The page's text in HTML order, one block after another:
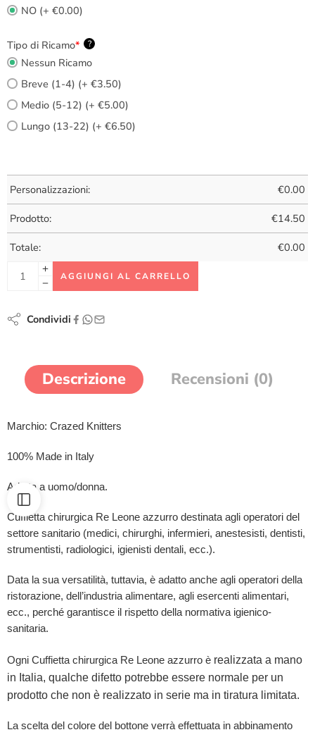
NO (+ €0.00)
Tipo di Ricamo* ?
Nessun Ricamo
Breve (1-4) (+ €3.50)
Medio (5-12) (+ €5.00)
Lungo (13-22) (+ €6.50)
Personalizzazioni: €0.00
Prodotto: €14.50
Totale: €0.00
AGGIUNGI AL CARRELLO
Condividi
Descrizione Recensioni (0)
Marchio: Crazed Knitters
100% Made in Italy
Adatta a uomo/donna.
Cuffietta chirurgica Re Leone azzurro destinata agli operatori del
settore sanitario (medici, chirurghi, infermieri, anestesisti, dentisti,
strumentisti, radiologici, igienisti dentali, ecc.).
Data la sua versatilità, tuttavia, è adatto anche agli operatori della
ristorazione, dell’industria alimentare, agli esercenti alimentari,
ecc., perché garantisce il rispetto della normativa igienico-
sanitaria.
Ogni Cuffietta chirurgica Re Leone azzurro è realizzata a mano
in Italia, qualche difetto potrebbe essere normale per un
prodotto che non è realizzato in serie ma in tiratura limitata.
La scelta del colore del bottone verrà effettuata in abbinamento